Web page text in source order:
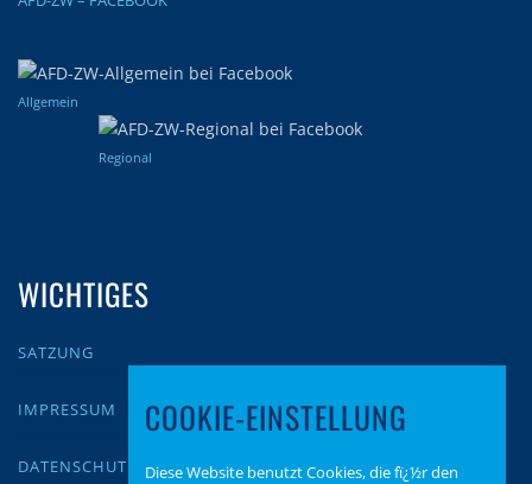
Allgemein
Regional
WICHTIGES
SATZUNG
IMPRESSUM
DATENSCHUTZ
COOKIE-EINSTELLUNG
Diese Website benutzt Cookies, die fï¿½r den